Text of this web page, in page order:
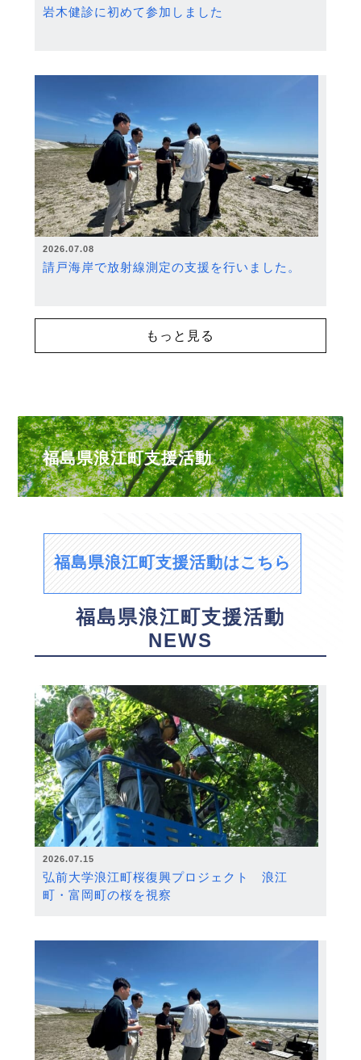
岩木健診に初めて参加しました
2026.07.08
請戸海岸で放射線測定の支援を行いました。
もっと見る
福島県浪江町支援活動
福島県浪江町支援活動はこちら
福島県浪江町支援活動
NEWS
2026.07.15
弘前大学浪江町桜復興プロジェクト 浪江
町・富岡町の桜を視察